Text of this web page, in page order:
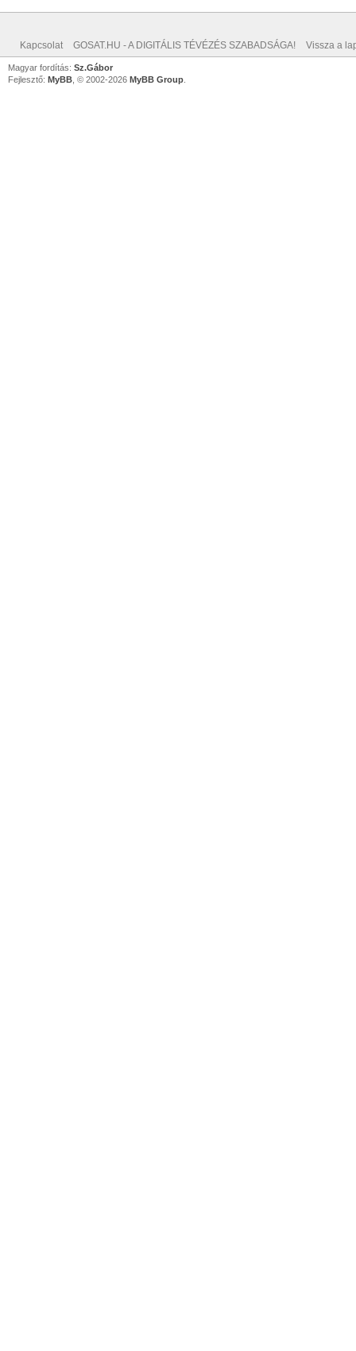
Kapcsolat GOSAT.HU - A DIGITÁLIS TÉVÉZÉS SZABADSÁGA! Vissza a
Magyar fordítás: Sz.Gábor
Fejlesztő: MyBB , © 2002-2026 MyBB Group